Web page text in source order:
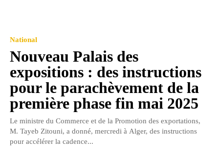
National
Nouveau Palais des
expositions : des instructions
pour le parachèvement de la
première phase fin mai 2025
Le ministre du Commerce et de la Promotion des exportations,
M. Tayeb Zitouni, a donné, mercredi à Alger, des instructions
pour accélérer la cadence...